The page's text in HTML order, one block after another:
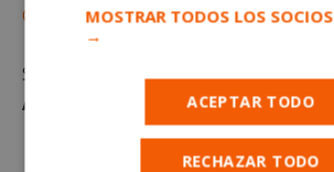
Canal de Whatsapp
Sigue toda la
actualidad de
Alcorcón
alcorconhoy.com
MOSTRAR TODOS LOS SOCIOS
→
ACEPTAR TODO
RECHAZAR TODO